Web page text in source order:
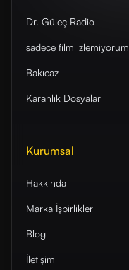
Dr. Güleç Radio
sadece film izlemiyorum
Bakıcaz
Karanlık Dosyalar
Kurumsal
Hakkında
Marka İşbirlikleri
Blog
İletişim